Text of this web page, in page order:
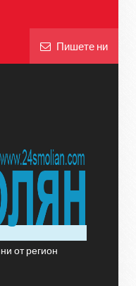
Пишете ни
от регион